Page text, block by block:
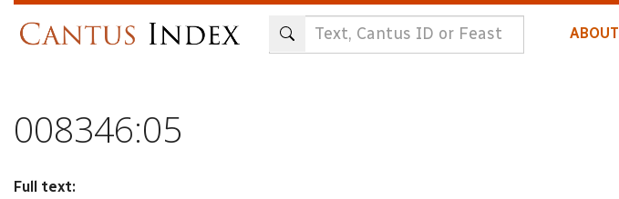
ABOUT
008346:05
Full text: